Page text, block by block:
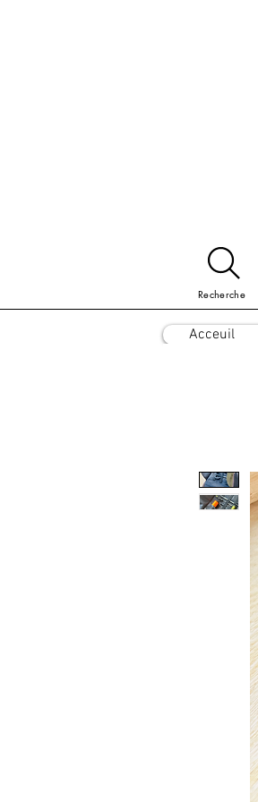
Recherche
Acceuil